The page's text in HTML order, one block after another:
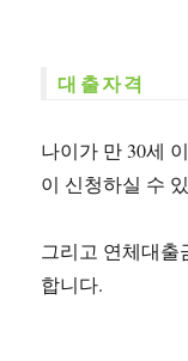
대출자격
나이가 만 30세
이 신청하실 수
그리고 연체대출
합니다.